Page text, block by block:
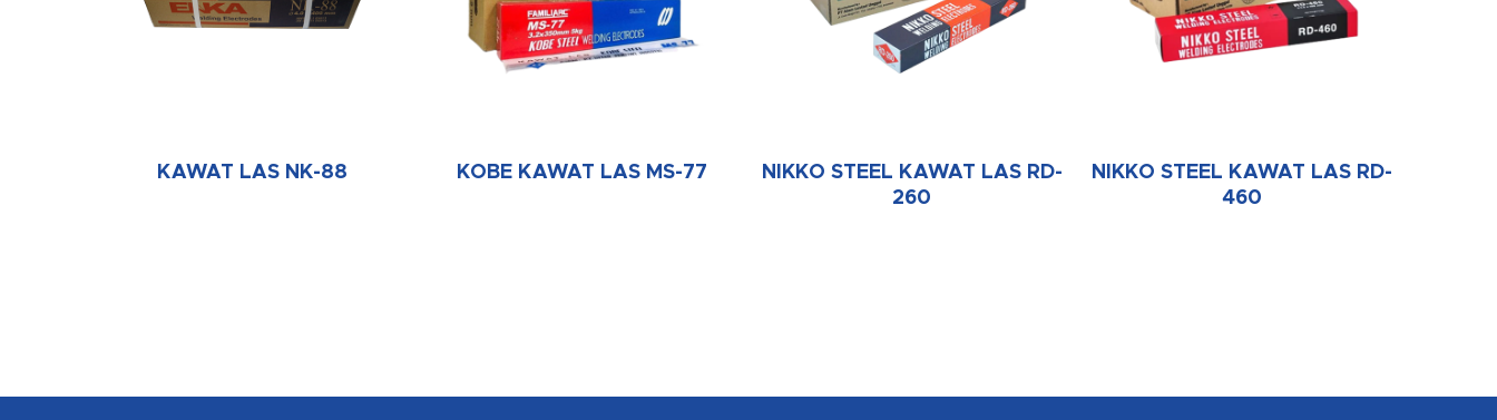
KAWAT LAS NK-88 KOBE KAWAT LAS MS-77
NIKKO STEEL KAWAT LAS RD-
260
NIKKO STEEL KAWAT LAS RD-
460